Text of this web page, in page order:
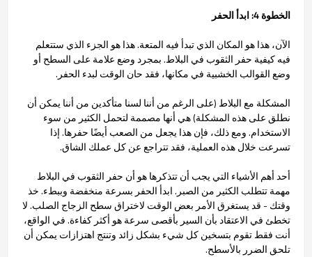
الخطوة 4: ابدأ الحفر
الآن، هذا هو المكان الذي تبدأ فيه المتعة. هذا هو الجزء الذي ستتعلم
فيه كيفية حفر الثقوب في البلاط. بمجرد وضع علامة على السطح أو
وضع القوالب الخشبية في مكانها، فقد حان الوقت لبدء الحفر.
المشكلة مع البلاط (على الرغم من أننا لسنا متأكدين من أننا يمكن أن
نطلق على هذه المشكلة) هي أنها مصممة لتحمل الكثير من سوء
الاستخدام. ومع ذلك، فإن هذا يجعل من الصعب أيضًا حفرها. إذا
تسرعت خلال هذه العملية، فقد تتراجع عن كل عملك الشاق.
أحد أهم الأشياء التي يجب أن تتذكرها هو أن حفر الثقوب في البلاط
مهمة تتطلب الكثير من الصبر. ابدأ الحفر بسرعة منخفضة وببطء. خذ
وقتك - قد يستغرق الأمر بعض الوقت لاختراق سطح الزجاج الصلب. لا
تخطئ في الاعتقاد بأن السير بأقصى سرعة هو أكثر كفاءة. في الواقع،
أنت فقط تقوم بتسخين كل شيء بشكل زائد وتنتج اهتزازات يمكن أن
تلحق الضرر بالأسطح.